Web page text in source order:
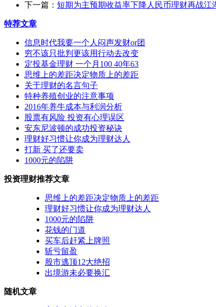
下一篇： 短期为主预期收益率下降人民币理财再战江
特荐文章
信息时代我要一个人闷声发财or团
穷不该只批判更该用行动去改变
定投基金理财 一个月100 40年63
思维上的差距决定物质上的差距
关于理财的名言句子
特种养殖创业的注意事项
2016年养牛成本与利润分析
股票有风险 投资有心理误区
安东尼波顿的成功投资秘诀
理财好习惯让你成为理财达人
打新 买了还要卖
1000元的陷阱
投资理财推荐文章
思维上的差距决定物质上的差距
理财好习惯让你成为理财达人
1000元的陷阱
花钱的门道
买车后赶紧上牌照
斩亏留盈
股市逃顶12大绝招
出境游未必要换汇
随机文章